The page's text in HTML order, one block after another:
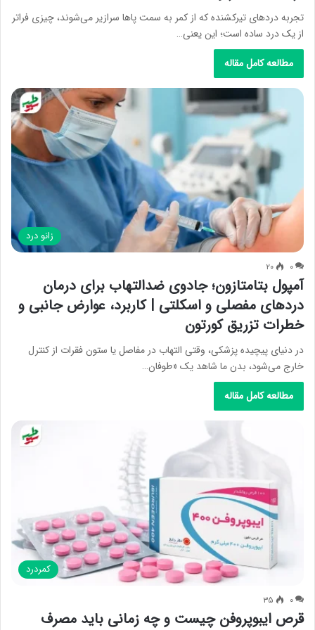
تجربه دردهای تیرکشنده که از کمر به سمت پاها سرازیر می‌شوند، چیزی فراتر
از یک درد ساده است؛ این یعنی…
مطالعه کامل مقاله
زانو درد
۰ ۲۰
آمپول بتامتازون؛ جادوی ضدالتهاب برای درمان
دردهای مفصلی و اسکلتی | کاربرد، عوارض جانبی و
خطرات تزریق کورتون
در دنیای پیچیده پزشکی، وقتی التهاب در مفاصل یا ستون فقرات از کنترل
خارج می‌شود، بدن ما شاهد یک «طوفان…
مطالعه کامل مقاله
کمردرد
۰ ۳۵
قرص ایبوپروفن چیست و چه زمانی باید مصرف